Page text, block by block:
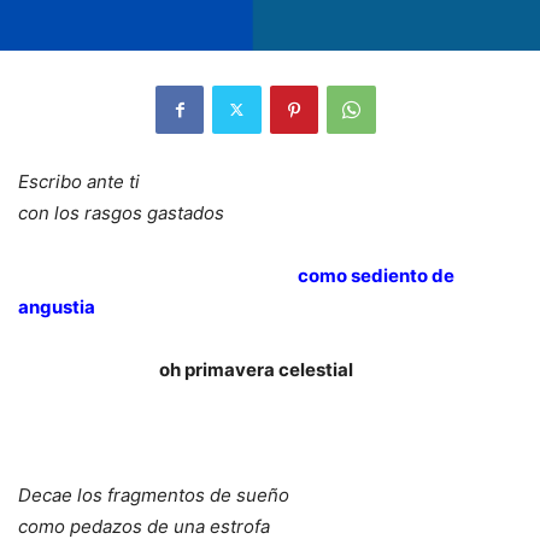
Escribo ante ti
con los rasgos gastados
como sediento de
angustia
oh primavera celestial
Decae los fragmentos de sueño
como pedazos de una estrofa